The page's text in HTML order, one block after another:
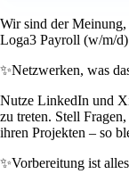
Wir sind der
Loga3 Payroll (w/m/
✨Netzwerken, was
Nutze LinkedIn und
zu treten. Stell
ihren Projekten – so
✨Vorbereitung ist